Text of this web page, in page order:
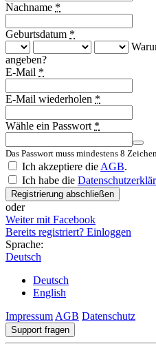
Nachname *
Geburtsdatum *
angeben?
E-Mail *
E-Mail wiederholen *
Wähle ein Passwort *
Das Passwort muss mindestens 8
Ich akzeptiere die AGB.
Ich habe die
Registrierung abschließen
oder
Weiter mit Facebook
Bereits registriert? Einloggen
Sprache:
Deutsch
Deutsch
English
Impressum AGB Datenschutz
Support fragen